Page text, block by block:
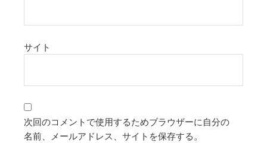
サイト
次回のコメントで使用するためブラウザーに自分の
名前、メールアドレス、サイトを保存する。